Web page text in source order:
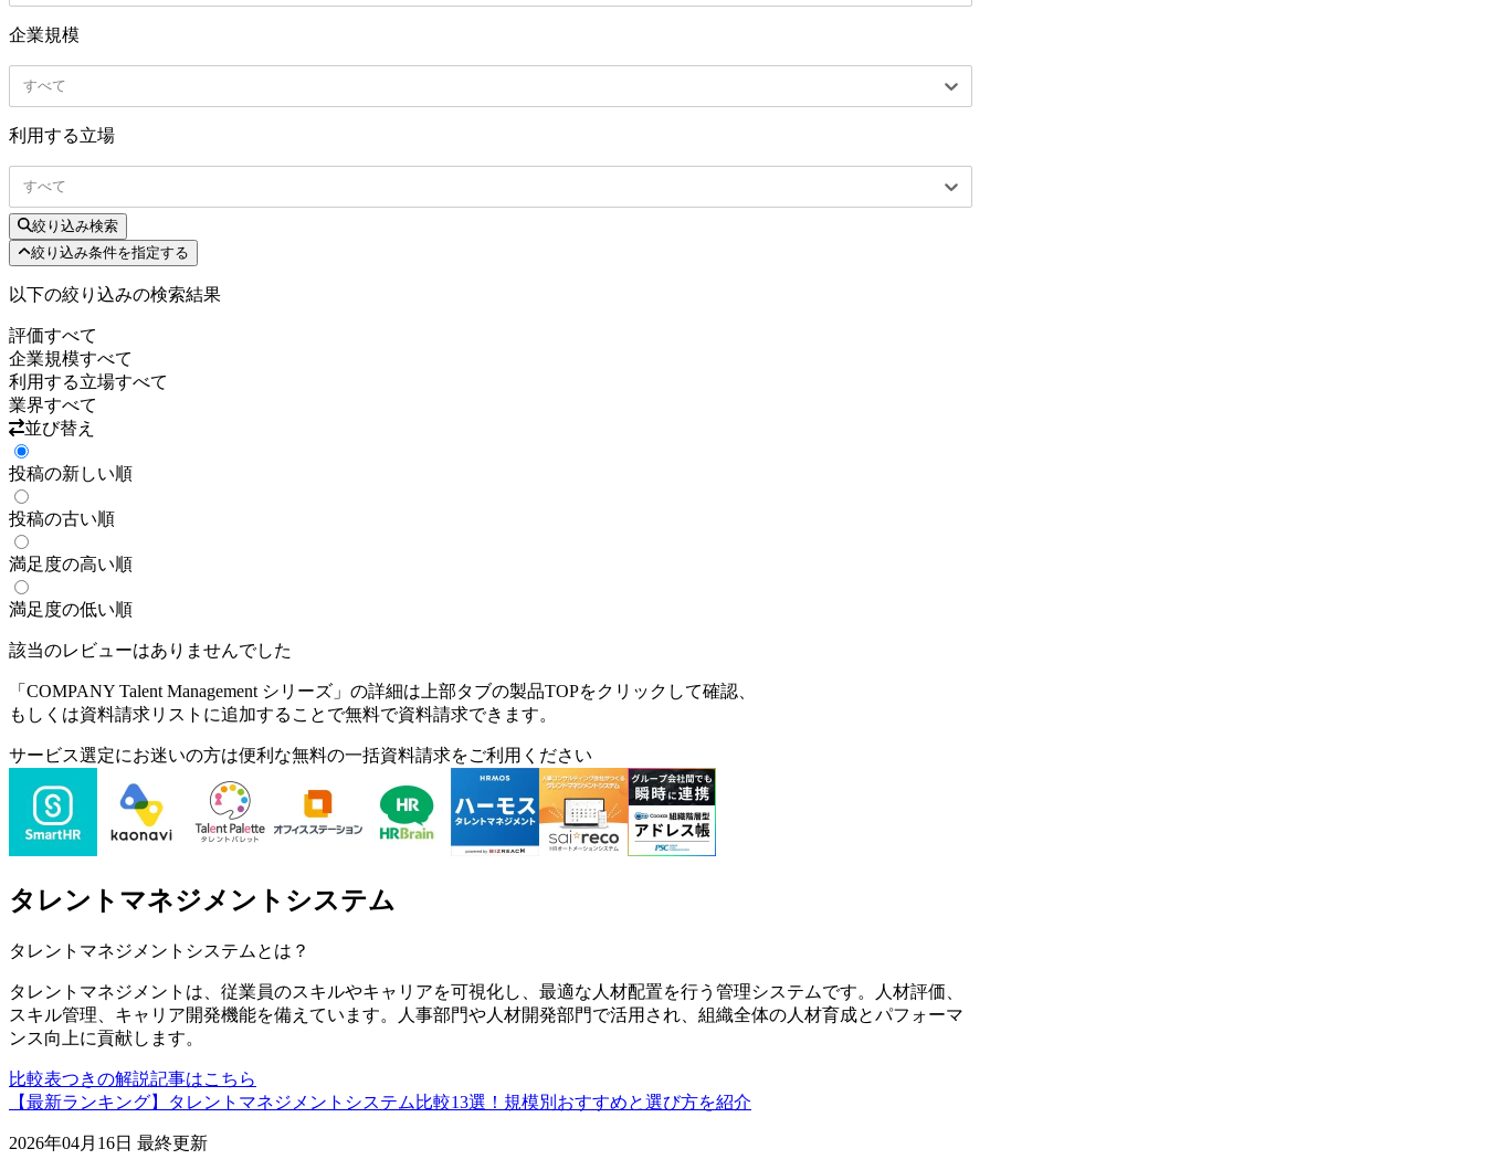
企業規模
すべて
利用する立場
すべて
絞り込み検索
絞り込み条件を指定する
以下の絞り込みの検索結果
評価すべて
企業規模すべて
利用する立場すべて
業界すべて
並び替え
投稿の新しい順
投稿の古い順
満足度の高い順
満足度の低い順
該当のレビューはありませんでした
「 COMPANY Talent Management シリーズ 」の詳細は上部タブの製品TOPをクリックして確認、
もしくは資料請求リストに追加することで無料で資料請求できます。
サービス選定にお迷いの方は便利な無料の一括資料請求をご利用ください
タレントマネジメントシステム
タレントマネジメントシステム とは？
タレントマネジメントは、従業員のスキルやキャリアを可視化し、最適な人材配置を行う管理システムです。人材評価、
スキル管理、キャリア開発機能を備えています。人事部門や人材開発部門で活用され、組織全体の人材育成とパフォーマ
ンス向上に貢献します。
比較表つきの解説記事はこちら
【最新ランキング】タレントマネジメントシステム比較13選！規模別おすすめと選び方を紹介
2026年04月16日 最終更新